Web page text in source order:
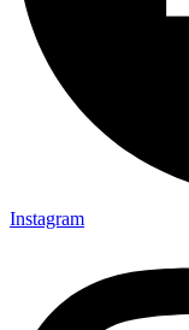
Instagram